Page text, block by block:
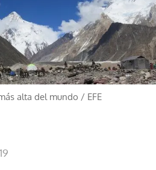
alta del mundo / EFE